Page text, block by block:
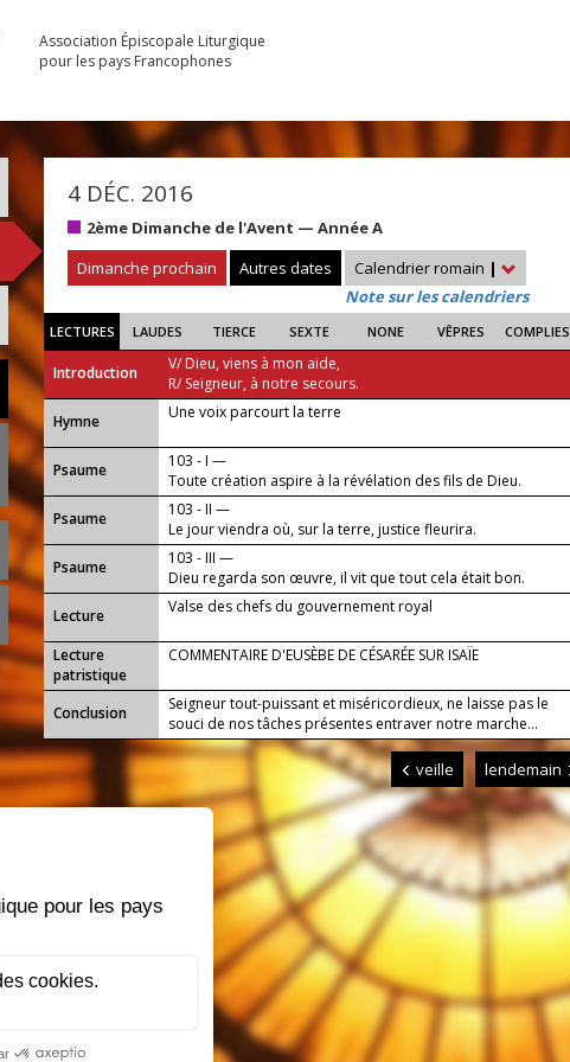
Association Épiscopale Liturgique
pour les pays Francophones
4 DÉC. 2016
2ème Dimanche de l'Avent — Année A
Dimanche prochain
Autres dates Calendrier romain |
Note sur les calendriers
LECTURES LAUDES TIERCE SEXTE NONE VÊPRES COMPLIES
Introduction
V/ Dieu, viens à mon aide,
R/ Seigneur, à notre secours.
...
Hymne Une voix parcourt la terre
Psaume
103 - I —
Toute création aspire à la révélation des fils de Dieu.
Psaume
103 - II —
Le jour viendra où, sur la terre, justice fleurira.
Psaume
103 - III —
Dieu regarda son œuvre, il vit que tout cela était bon.
Lecture
Valse des chefs du gouvernement royal
Lecture
patristique
COMMENTAIRE D'EUSÈBE DE CÉSARÉE SUR ISAÏE
Conclusion
Seigneur tout-puissant et miséricordieux, ne laisse pas le
souci de nos tâches présentes entraver notre marche...
veille lendemain